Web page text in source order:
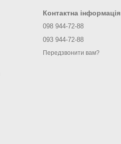
Контактна інформація
098 944-72-88
093 944-72-88
Передзвонити вам?